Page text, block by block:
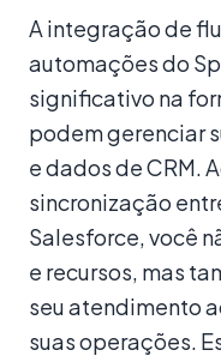
A integração de
automações do
significativo na
podem gerenciar
e dados de CRM.
sincronização
Salesforce, você
e recursos, mas
seu atendimento
suas operações.